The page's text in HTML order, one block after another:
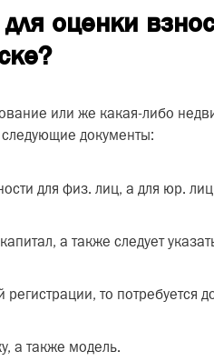
оценки
или же какая-либо
документы:
для физ. лиц, а для юр.
а также следует
то потребуется
а также модель.